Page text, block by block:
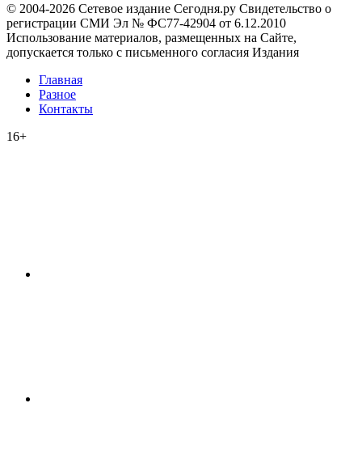
© 2004-2026 Сетевое издание Сегодня.ру Свидетельство о
регистрации СМИ Эл № ФС77-42904 от 6.12.2010
Использование материалов, размещенных на Сайте,
допускается только с письменного согласия Издания
Главная
Разное
Контакты
16+